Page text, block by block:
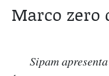
Marco zero
Sipam